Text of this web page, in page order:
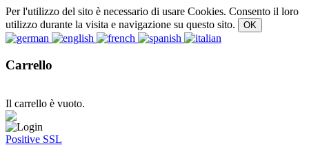
Per l'utilizzo del sito è necessario di usare Cookies. Consento il loro
utilizzo durante la visita e navigazione su questo sito.
Carrello
Il carrello è vuoto.
Positive SSL